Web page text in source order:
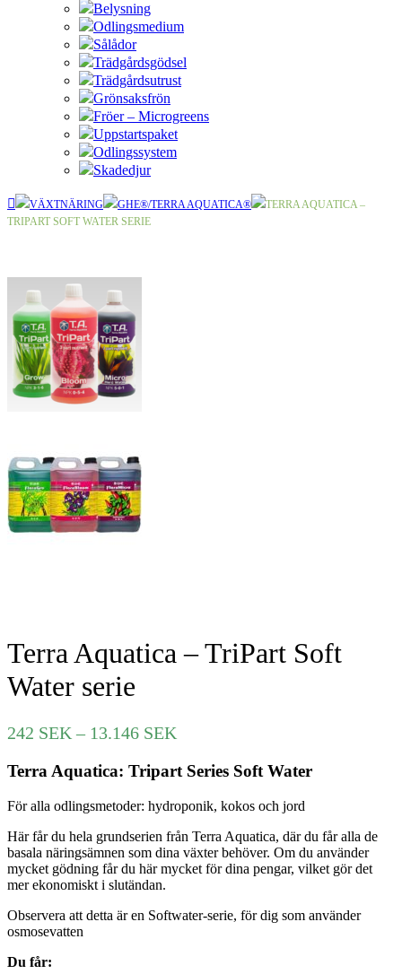
Belysning
Odlingsmedium
Sålådor
Trädgårdsgödsel
Trädgårdsutrust
Grönsaksfrön
Fröer – Microgreens
Uppstartspaket
Odlingssystem
Skadedjur
VÄXTNÄRING GHE®/TERRA AQUATICA®
TERRA AQUATICA –
TRIPART SOFT WATER SERIE
Terra Aquatica – TriPart Soft
Water serie
242 SEK – 13.146 SEK
till
Terra Aquatica: Tripart Series Soft Water
För alla odlingsmetoder: hydroponik, kokos och jord
Här får du hela grundserien från Terra Aquatica, där du får alla de
basala näringsämnen som dina växter behöver. Om du använder
mycket gödning får du här mycket för dina pengar, vilket gör det
mer ekonomiskt i slutändan.
Observera att detta är en Softwater-serie, för dig som använder
osmosevatten
Du får: